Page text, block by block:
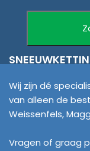
Wij zijn dé
van alleen de
Weissenfels,
Vragen of graag